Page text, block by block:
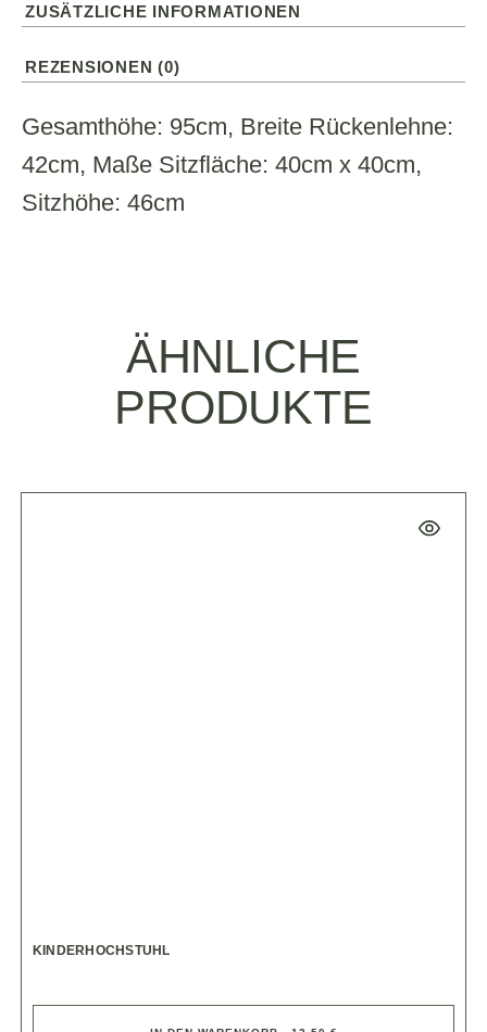
ZUSÄTZLICHE INFORMATIONEN
REZENSIONEN (0)
Gesamthöhe: 95cm, Breite Rückenlehne:
42cm, Maße Sitzfläche: 40cm x 40cm,
Sitzhöhe: 46cm
ÄHNLICHE
PRODUKTE
KINDERHOCHSTUHL